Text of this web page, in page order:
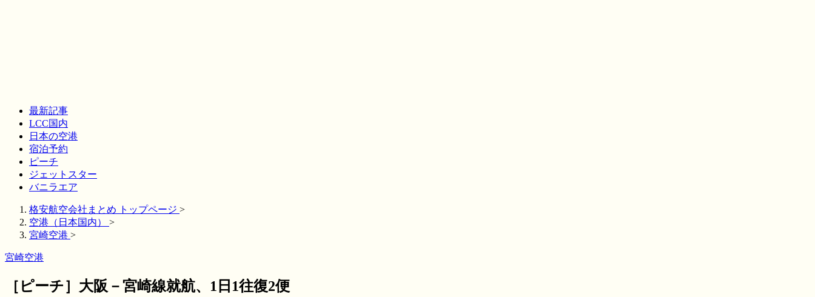
最新記事
LCC国内
日本の空港
宿泊予約
ピーチ
ジェットスター
バニラエア
格安航空会社まとめ トップページ >
空港（日本国内）
>
宮崎空港 >
宮崎空港
［ピーチ］大阪－宮崎線就航、1日1往復2便